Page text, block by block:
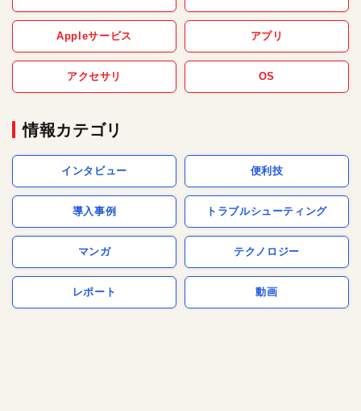
Appleサービス アプリ
アクセサリ OS
情報カテゴリ
インタビュー 便利技
導入事例 トラブルシューティング
マンガ テクノロジー
レポート 動画